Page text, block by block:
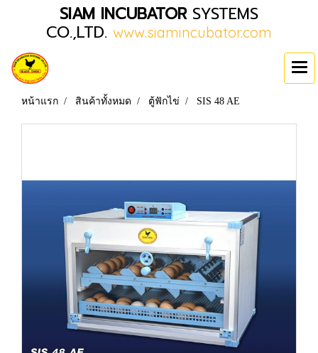
SIAM INCUBATORSYSTEMS
CO.,LTD. www.siamincubator.com
หน้าแรก สินค้าทั้งหมด ตู้ฟักไข่ SIS 48 AE